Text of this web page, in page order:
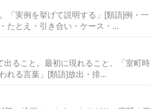
「実例を挙げて説明する」[類語]例・一
たとえ・引き合い・ケース・...
出ること。最初に現れること。「室町時
れる言葉」[類語]放出・排...